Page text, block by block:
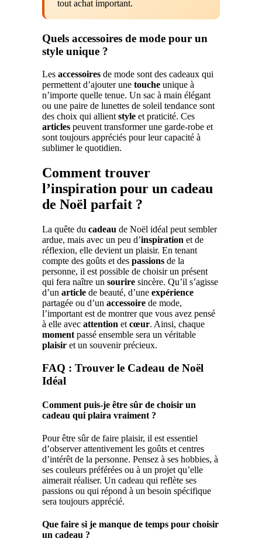
tout achat important.
Quels accessoires de mode pour un
style unique ?
Les accessoires de mode sont des cadeaux qui
permettent d’ajouter une touche unique à
n’importe quelle tenue. Un sac à main élégant
ou une paire de lunettes de soleil tendance sont
des choix qui allient style et praticité. Ces
articles peuvent transformer une garde-robe et
sont toujours appréciés pour leur capacité à
sublimer le quotidien.
Comment trouver
l’inspiration pour un cadeau
de Noël parfait ?
La quête du cadeau de Noël idéal peut sembler
ardue, mais avec un peu d’inspiration et de
réflexion, elle devient un plaisir. En tenant
compte des goûts et des passions de la
personne, il est possible de choisir un présent
qui fera naître un sourire sincère. Qu’il s’agisse
d’un article de beauté, d’une expérience
partagée ou d’un accessoire de mode,
l’important est de montrer que vous avez pensé
à elle avec attention et cœur. Ainsi, chaque
moment passé ensemble sera un véritable
plaisir et un souvenir précieux.
FAQ : Trouver le Cadeau de Noël
Idéal
Comment puis-je être sûr de choisir un
cadeau qui plaira vraiment ?
Pour être sûr de faire plaisir, il est essentiel
d’observer attentivement les goûts et centres
d’intérêt de la personne. Pensez à ses hobbies, à
ses couleurs préférées ou à un projet qu’elle
aimerait réaliser. Un cadeau qui reflète ses
passions ou qui répond à un besoin spécifique
sera toujours apprécié.
Que faire si je manque de temps pour choisir
un cadeau ?